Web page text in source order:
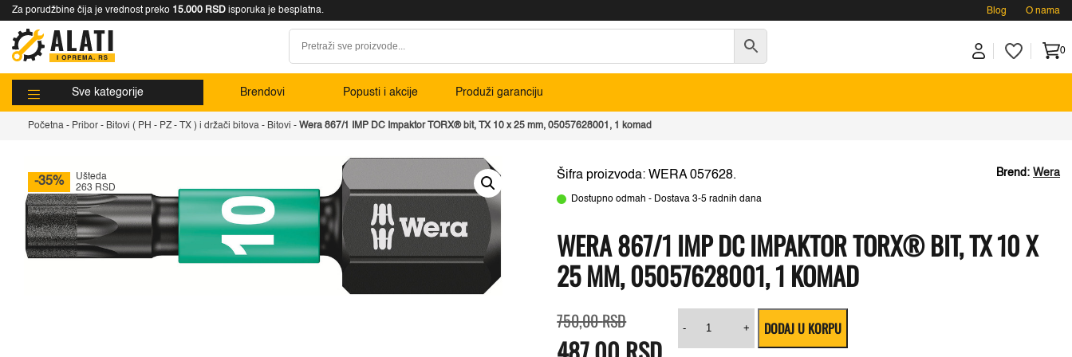
Za porudžbine čija je vrednost preko 15.000 RSD isporuka je besplatna. Blog O nama
0
Sve kategorije Brendovi Popusti i akcije Produži garanciju
Početna - Pribor - Bitovi ( PH - PZ - TX ) i držači bitova - Bitovi - Wera 867/1 IMP DC Impaktor TORX® bit, TX 10 x 25 mm, 05057628001, 1 komad
-35%
Ušteda
263 RSD
Brend: Wera
Šifra proizvoda: WERA 057628.
Dostupno odmah - Dostava 3-5 radnih dana
WERA 867/1 IMP DC IMPAKTOR TORX® BIT, TX 10 X
25 MM, 05057628001, 1 KOMAD
750,00RSDcena
je
bila:
cena
je:
487,00 RSD.
-
867/1
DC
+ DODAJ U KORPU